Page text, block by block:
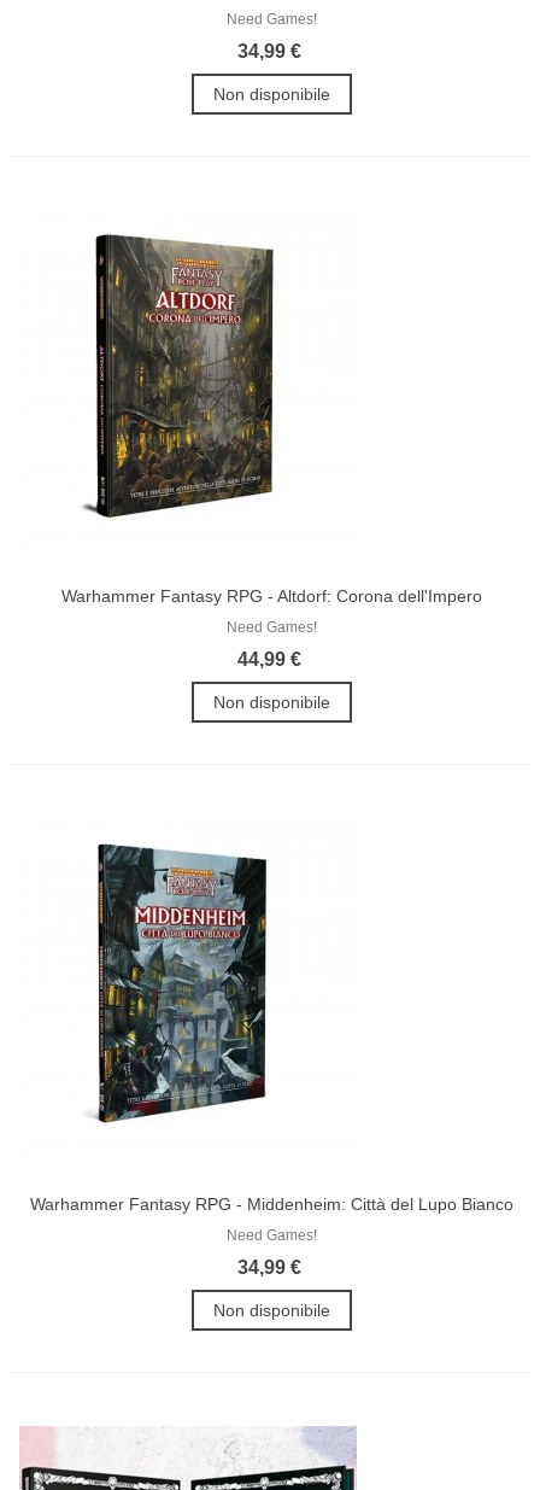
Need Games!
34,99 €
Non disponibile
Warhammer Fantasy RPG - Altdorf: Corona dell'Impero
Need Games!
44,99 €
Non disponibile
Warhammer Fantasy RPG - Middenheim: Città del Lupo Bianco
Need Games!
34,99 €
Non disponibile